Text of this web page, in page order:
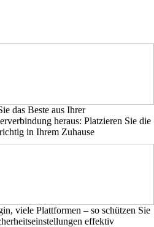
das Beste aus Ihrer
heraus: Platzieren Sie die
in Ihrem Zuhause
viele Plattformen – so schützen Sie
effektiv